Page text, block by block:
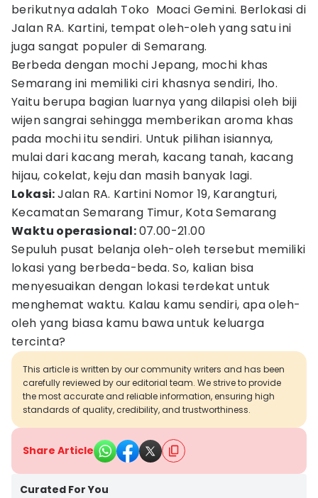
berikutnya adalah Toko Moaci Gemini. Berlokasi di
Jalan RA. Kartini, tempat oleh-oleh yang satu ini
juga sangat populer di Semarang.
Berbeda dengan mochi Jepang, mochi khas
Semarang ini memiliki ciri khasnya sendiri, lho.
Yaitu berupa bagian luarnya yang dilapisi oleh biji
wijen sangrai sehingga memberikan aroma khas
pada mochi itu sendiri. Untuk pilihan isiannya,
mulai dari kacang merah, kacang tanah, kacang
hijau, cokelat, keju dan masih banyak lagi.
Lokasi:Jalan RA. Kartini Nomor 19, Karangturi,
Kecamatan Semarang Timur, Kota Semarang
Waktu operasional:07.00-21.00
Sepuluh pusat belanja oleh-oleh tersebut memiliki
lokasi yang berbeda-beda. So, kalian bisa
menyesuaikan dengan lokasi terdekat untuk
menghemat waktu. Kalau kamu sendiri, apa oleh-
oleh yang biasa kamu bawa untuk keluarga
tercinta?
This article is written by our community writers and has been
carefully reviewed by our editorial team. We strive to provide
the most accurate and reliable information, ensuring high
standards of quality, credibility, and trustworthiness.
Share Article
Curated For You